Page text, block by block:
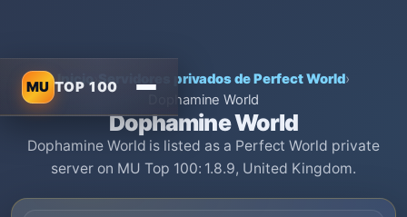
MU TOP 100
Inicio› Servidores privados de Perfect World›
Dophamine World
Dophamine World
Dophamine World is listed as a Perfect World private
server on MU Top 100: 1.8.9, United Kingdom.